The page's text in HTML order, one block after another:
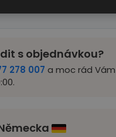
s objednávkou?
278 007 a moc rád